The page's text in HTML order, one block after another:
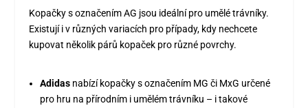
Kopačky s označením AG jsou ideální pro umělé trávníky.
Existují i v různých variacích pro případy, kdy nechcete
kupovat několik párů kopaček pro různé povrchy.
Adidas nabízí kopačky s označením MG či MxG určené
pro hru na přírodním i umělém trávníku – i takové